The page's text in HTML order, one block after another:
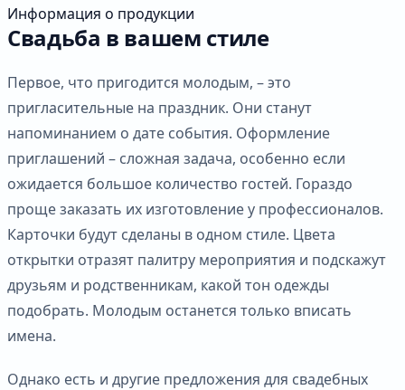
Информация о продукции
Свадьба в вашем стиле
Первое, что пригодится молодым, – это
пригласительные на праздник. Они станут
напоминанием о дате события. Оформление
приглашений – сложная задача, особенно если
ожидается большое количество гостей. Гораздо
проще заказать их изготовление у профессионалов.
Карточки будут сделаны в одном стиле. Цвета
открытки отразят палитру мероприятия и подскажут
друзьям и родственникам, какой тон одежды
подобрать. Молодым останется только вписать
имена.
Однако есть и другие предложения для свадебных